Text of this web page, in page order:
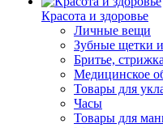
Красота и здоровье
Личные вещи
Зубные щетки
Бритье,
Медицинское
Товары для
Часы
Товары для